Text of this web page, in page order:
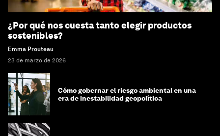
¿Por qué nos cuesta tanto elegir productos
sostenibles?
Emma Prouteau
23 de marzo de 2026
Cómo gobernar el riesgo ambiental en una
era de inestabilidad geopolítica